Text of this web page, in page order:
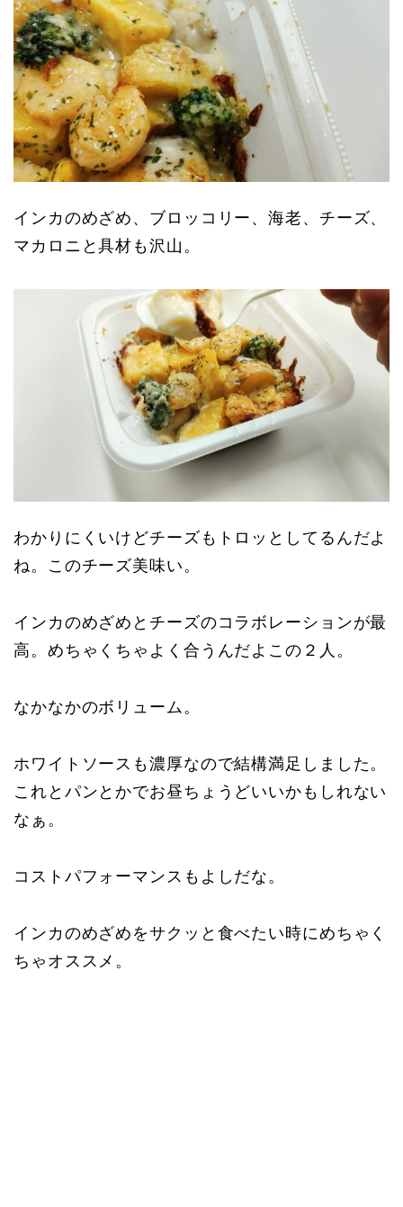
インカのめざめ、ブロッコリー、海老、チーズ、
マカロニと具材も沢山。
わかりにくいけどチーズもトロッとしてるんだよ
ね。このチーズ美味い。
インカのめざめとチーズのコラボレーションが最
高。めちゃくちゃよく合うんだよこの２人。
なかなかのボリューム。
ホワイトソースも濃厚なので結構満足しました。
これとパンとかでお昼ちょうどいいかもしれない
なぁ。
コストパフォーマンスもよしだな。
インカのめざめをサクッと食べたい時にめちゃく
ちゃオススメ。